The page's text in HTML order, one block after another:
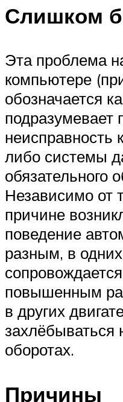
Слишком
Эта проблема
компьютере
обозначается
подразумевает
неисправность
либо системы
обязательного
Независимо от
причине
поведение
разным, в
повышенным
в других
захлёбываться
оборотах.
Причины